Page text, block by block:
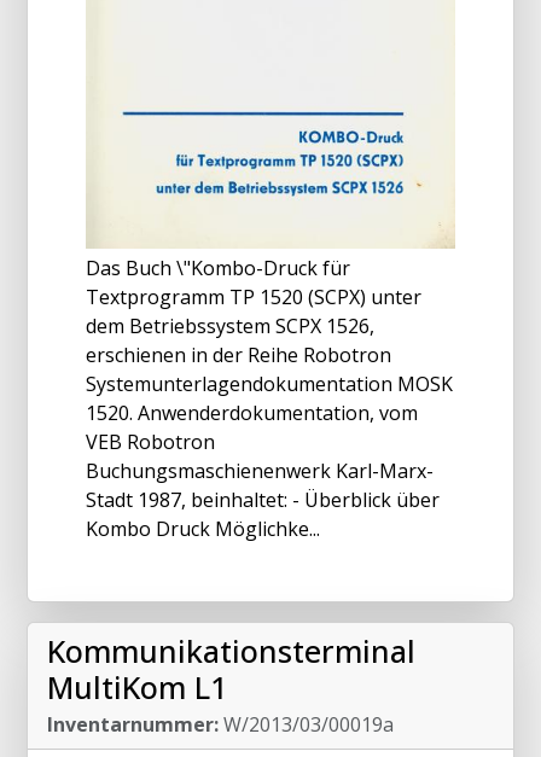
Das Buch \"Kombo-Druck für
Textprogramm TP 1520 (SCPX) unter
dem Betriebssystem SCPX 1526,
erschienen in der Reihe Robotron
Systemunterlagendokumentation MOSK
1520. Anwenderdokumentation, vom
VEB Robotron
Buchungsmaschienenwerk Karl-Marx-
Stadt 1987, beinhaltet: - Überblick über
Kombo Druck Möglichke...
Kommunikationsterminal
MultiKom L1
Inventarnummer:W/2013/03/00019a